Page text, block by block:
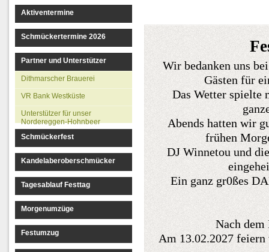
Aktiventermine
Schmückertermine 2026
Partner und Unterstützer
Dithmarscher Brauerei
VR Bank Westküste
Unterstützer für unser
Nordereggen-Hohnbeer
Schmückerfest
Kandelaberoberschmücker
Tagesablauf Festtag
Morgenumzüge
Festumzug
Wir bedanken uns
Gästen für
Das Wetter spielte
Abends hatten wir
frühen
DJ Winnetou und
Ein ganz gr0ßes
Nach dem
Am 13.02.2027 feiern